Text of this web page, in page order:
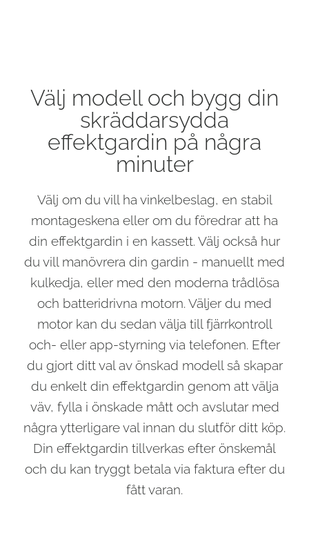
Välj modell och bygg din
skräddarsydda
effektgardin på några
minuter
Välj om du vill ha vinkelbeslag, en stabil
montageskena eller om du föredrar att ha
din effektgardin i en kassett. Välj också hur
du vill manövrera din gardin - manuellt med
kulkedja, eller med den moderna trådlösa
och batteridrivna motorn. Väljer du med
motor kan du sedan välja till fjärrkontroll
och- eller app-styrning via telefonen. Efter
du gjort ditt val av önskad modell så skapar
du enkelt din effektgardin genom att välja
väv, fylla i önskade mått och avslutar med
några ytterligare val innan du slutför ditt köp.
Din effektgardin tillverkas efter önskemål
och du kan tryggt betala via faktura efter du
fått varan.